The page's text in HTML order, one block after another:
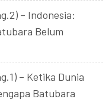
– Indonesia:
Belum
– Ketika Dunia
Batubara